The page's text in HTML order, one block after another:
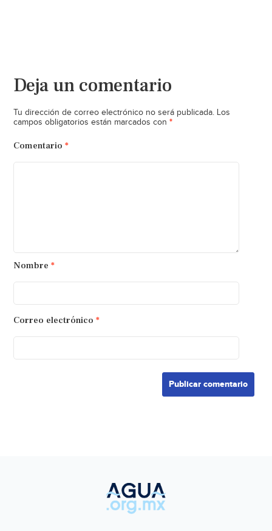
Deja un comentario
Tu dirección de correo electrónico no será publicada. Los
campos obligatorios están marcados con *
Comentario *
Nombre *
Correo electrónico *